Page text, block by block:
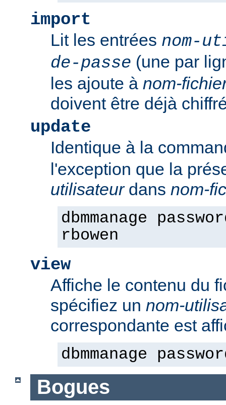
import
Lit les entrées nom-
de-passe (une par
les ajoute à nom-
doivent être déjà
update
Identique à la
l'exception que la
utilisateurdans nom-
dbmmanage
rbowen
view
Affiche le contenu du
spécifiez un nom-
correspondante est
dbmmanage
Bogues